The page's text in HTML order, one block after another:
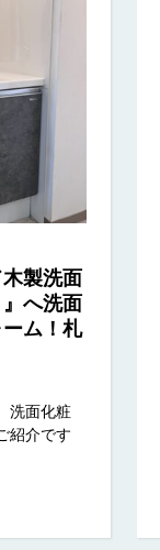
製洗面
へ洗面
ム！札
洗面化粧
紹介です